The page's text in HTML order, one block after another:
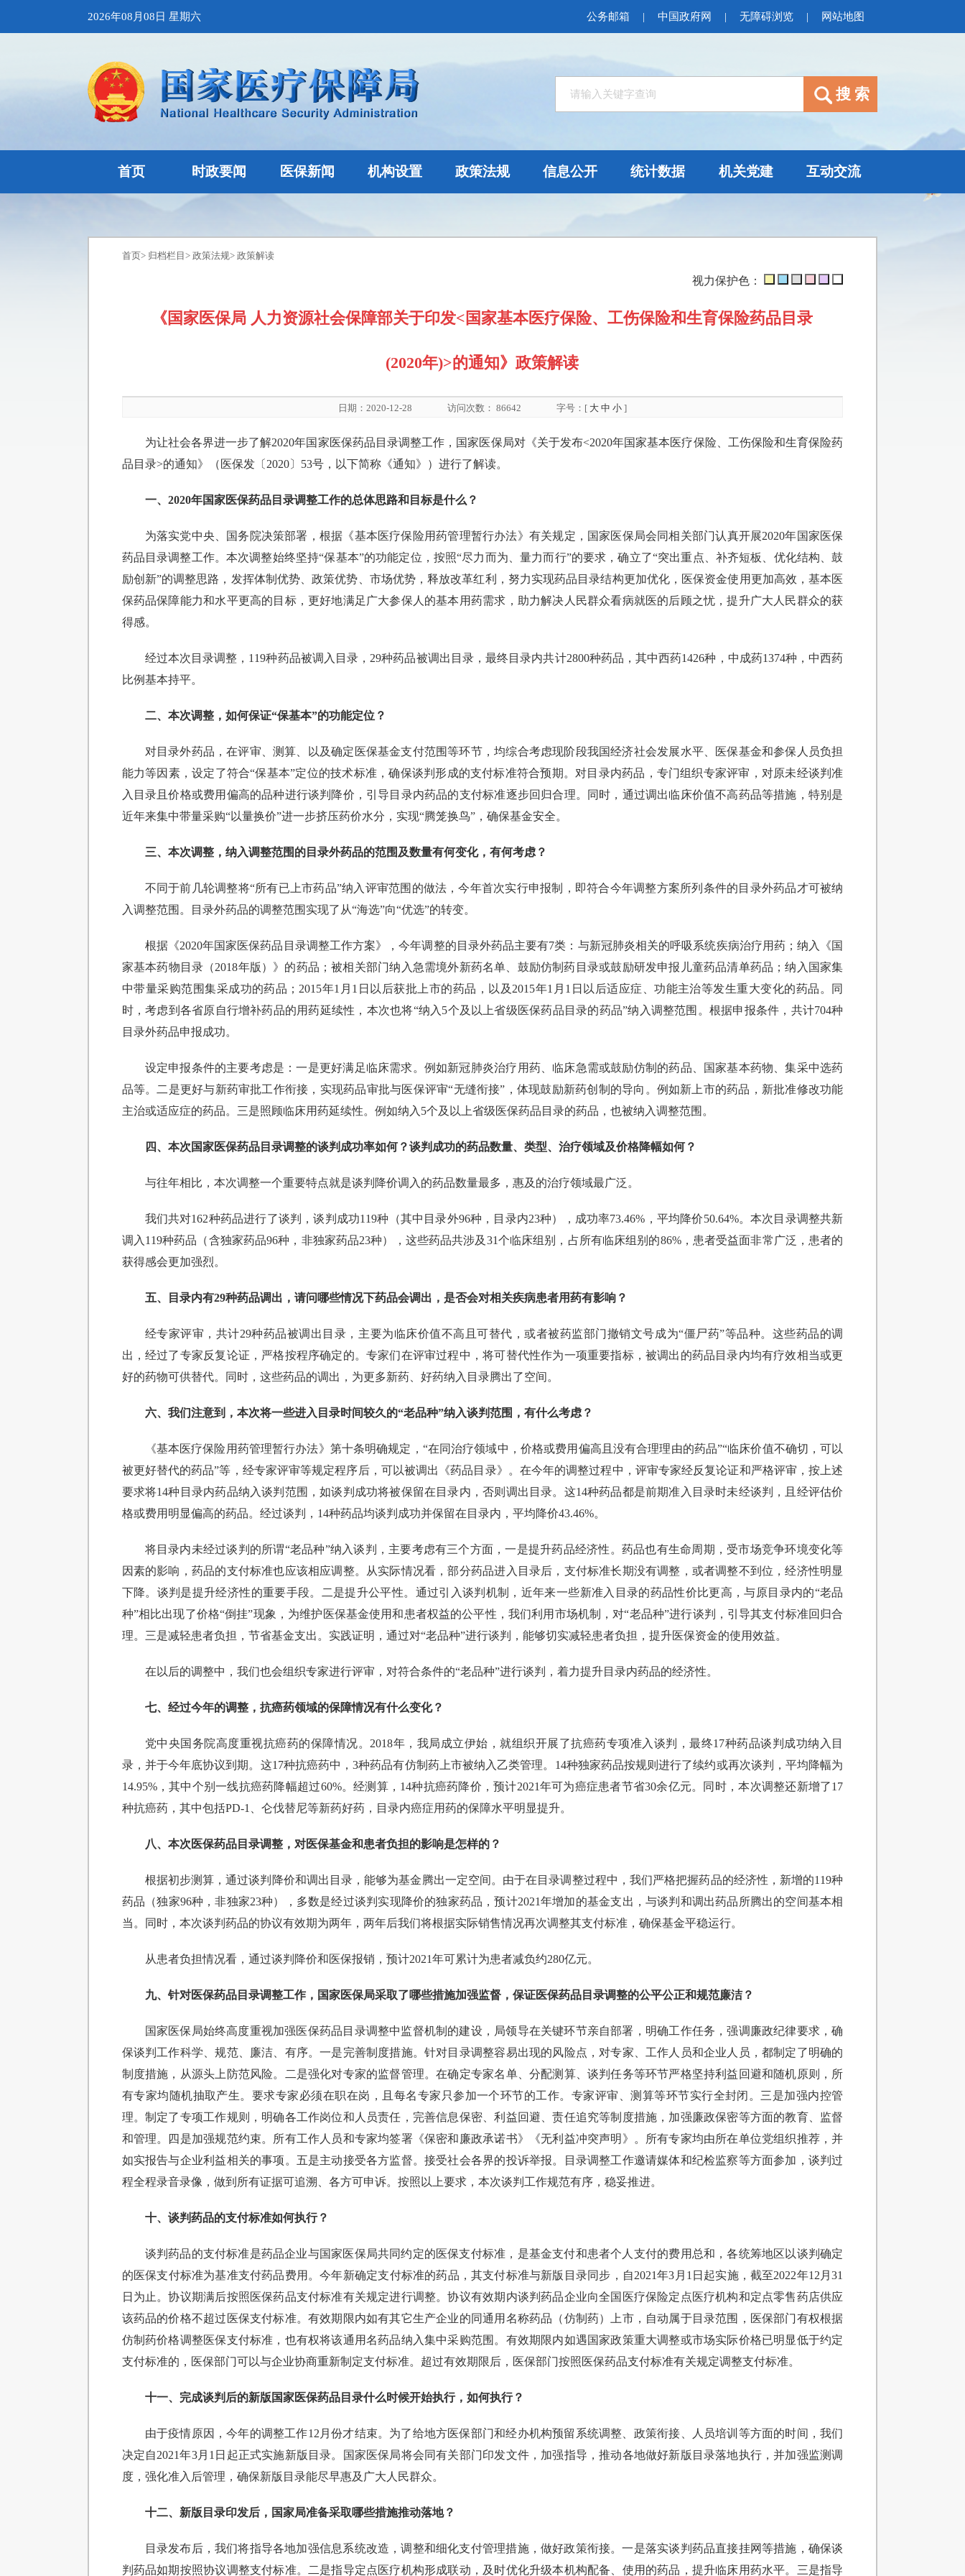
2026年08月08日 星期六 公务邮箱 | 中国政府网 | 无障碍浏览 | 网站地图
首页 时政要闻 医保新闻 机构设置 政策法规 信息公开 统计数据 机关党建 互动交流
首页> 归档栏目 > 政策法规> 政策解读
视力保护色：
《国家医保局 人力资源社会保障部关于印发<国家基本医疗保险、工伤保险和生育保险药品目录
(2020年)>的通知》政策解读
日期：2020-12-28 访问次数： 86642 字号：[ 大 中 小]
为让社会各界进一步了解2020年国家医保药品目录调整工作，国家医保局对《关于发布<2020年国家基本医疗保险、工伤保险和生育保险药
品目录>的通知》（医保发〔2020〕53号，以下简称《通知》）进行了解读。
一、2020年国家医保药品目录调整工作的总体思路和目标是什么？
为落实党中央、国务院决策部署，根据《基本医疗保险用药管理暂行办法》有关规定，国家医保局会同相关部门认真开展2020年国家医保
药品目录调整工作。本次调整始终坚持“保基本”的功能定位，按照“尽力而为、量力而行”的要求，确立了“突出重点、补齐短板、优化结构、鼓
励创新”的调整思路，发挥体制优势、政策优势、市场优势，释放改革红利，努力实现药品目录结构更加优化，医保资金使用更加高效，基本医
保药品保障能力和水平更高的目标，更好地满足广大参保人的基本用药需求，助力解决人民群众看病就医的后顾之忧，提升广大人民群众的获
得感。
经过本次目录调整，119种药品被调入目录，29种药品被调出目录，最终目录内共计2800种药品，其中西药1426种，中成药1374种，中西药
比例基本持平。
二、本次调整，如何保证“保基本”的功能定位？
对目录外药品，在评审、测算、以及确定医保基金支付范围等环节，均综合考虑现阶段我国经济社会发展水平、医保基金和参保人员负担
能力等因素，设定了符合“保基本”定位的技术标准，确保谈判形成的支付标准符合预期。对目录内药品，专门组织专家评审，对原未经谈判准
入目录且价格或费用偏高的品种进行谈判降价，引导目录内药品的支付标准逐步回归合理。同时，通过调出临床价值不高药品等措施，特别是
近年来集中带量采购“以量换价”进一步挤压药价水分，实现“腾笼换鸟”，确保基金安全。
三、本次调整，纳入调整范围的目录外药品的范围及数量有何变化，有何考虑？
不同于前几轮调整将“所有已上市药品”纳入评审范围的做法，今年首次实行申报制，即符合今年调整方案所列条件的目录外药品才可被纳
入调整范围。目录外药品的调整范围实现了从“海选”向“优选”的转变。
根据《2020年国家医保药品目录调整工作方案》，今年调整的目录外药品主要有7类：与新冠肺炎相关的呼吸系统疾病治疗用药；纳入《国
家基本药物目录（2018年版）》的药品；被相关部门纳入急需境外新药名单、鼓励仿制药目录或鼓励研发申报儿童药品清单药品；纳入国家集
中带量采购范围集采成功的药品；2015年1月1日以后获批上市的药品，以及2015年1月1日以后适应症、功能主治等发生重大变化的药品。同
时，考虑到各省原自行增补药品的用药延续性，本次也将“纳入5个及以上省级医保药品目录的药品”纳入调整范围。根据申报条件，共计704种
目录外药品申报成功。
设定申报条件的主要考虑是：一是更好满足临床需求。例如新冠肺炎治疗用药、临床急需或鼓励仿制的药品、国家基本药物、集采中选药
品等。二是更好与新药审批工作衔接，实现药品审批与医保评审“无缝衔接”，体现鼓励新药创制的导向。例如新上市的药品，新批准修改功能
主治或适应症的药品。三是照顾临床用药延续性。例如纳入5个及以上省级医保药品目录的药品，也被纳入调整范围。
四、本次国家医保药品目录调整的谈判成功率如何？谈判成功的药品数量、类型、治疗领域及价格降幅如何？
与往年相比，本次调整一个重要特点就是谈判降价调入的药品数量最多，惠及的治疗领域最广泛。
我们共对162种药品进行了谈判，谈判成功119种（其中目录外96种，目录内23种），成功率73.46%，平均降价50.64%。本次目录调整共新
调入119种药品（含独家药品96种，非独家药品23种），这些药品共涉及31个临床组别，占所有临床组别的86%，患者受益面非常广泛，患者的
获得感会更加强烈。
五、目录内有29种药品调出，请问哪些情况下药品会调出，是否会对相关疾病患者用药有影响？
经专家评审，共计29种药品被调出目录，主要为临床价值不高且可替代，或者被药监部门撤销文号成为“僵尸药”等品种。这些药品的调
出，经过了专家反复论证，严格按程序确定的。专家们在评审过程中，将可替代性作为一项重要指标，被调出的药品目录内均有疗效相当或更
好的药物可供替代。同时，这些药品的调出，为更多新药、好药纳入目录腾出了空间。
六、我们注意到，本次将一些进入目录时间较久的“老品种”纳入谈判范围，有什么考虑？
《基本医疗保险用药管理暂行办法》第十条明确规定，“在同治疗领域中，价格或费用偏高且没有合理理由的药品”“临床价值不确切，可以
被更好替代的药品”等，经专家评审等规定程序后，可以被调出《药品目录》。在今年的调整过程中，评审专家经反复论证和严格评审，按上述
要求将14种目录内药品纳入谈判范围，如谈判成功将被保留在目录内，否则调出目录。这14种药品都是前期准入目录时未经谈判，且经评估价
格或费用明显偏高的药品。经过谈判，14种药品均谈判成功并保留在目录内，平均降价43.46%。
将目录内未经过谈判的所谓“老品种”纳入谈判，主要考虑有三个方面，一是提升药品经济性。药品也有生命周期，受市场竞争环境变化等
因素的影响，药品的支付标准也应该相应调整。从实际情况看，部分药品进入目录后，支付标准长期没有调整，或者调整不到位，经济性明显
下降。谈判是提升经济性的重要手段。二是提升公平性。通过引入谈判机制，近年来一些新准入目录的药品性价比更高，与原目录内的“老品
种”相比出现了价格“倒挂”现象，为维护医保基金使用和患者权益的公平性，我们利用市场机制，对“老品种”进行谈判，引导其支付标准回归合
理。三是减轻患者负担，节省基金支出。实践证明，通过对“老品种”进行谈判，能够切实减轻患者负担，提升医保资金的使用效益。
在以后的调整中，我们也会组织专家进行评审，对符合条件的“老品种”进行谈判，着力提升目录内药品的经济性。
七、经过今年的调整，抗癌药领域的保障情况有什么变化？
党中央国务院高度重视抗癌药的保障情况。2018年，我局成立伊始，就组织开展了抗癌药专项准入谈判，最终17种药品谈判成功纳入目
录，并于今年底协议到期。这17种抗癌药中，3种药品有仿制药上市被纳入乙类管理。14种独家药品按规则进行了续约或再次谈判，平均降幅为
14.95%，其中个别一线抗癌药降幅超过60%。经测算，14种抗癌药降价，预计2021年可为癌症患者节省30余亿元。同时，本次调整还新增了17
种抗癌药，其中包括PD-1、仑伐替尼等新药好药，目录内癌症用药的保障水平明显提升。
八、本次医保药品目录调整，对医保基金和患者负担的影响是怎样的？
根据初步测算，通过谈判降价和调出目录，能够为基金腾出一定空间。由于在目录调整过程中，我们严格把握药品的经济性，新增的119种
药品（独家96种，非独家23种），多数是经过谈判实现降价的独家药品，预计2021年增加的基金支出，与谈判和调出药品所腾出的空间基本相
当。同时，本次谈判药品的协议有效期为两年，两年后我们将根据实际销售情况再次调整其支付标准，确保基金平稳运行。
从患者负担情况看，通过谈判降价和医保报销，预计2021年可累计为患者减负约280亿元。
九、针对医保药品目录调整工作，国家医保局采取了哪些措施加强监督，保证医保药品目录调整的公平公正和规范廉洁？
国家医保局始终高度重视加强医保药品目录调整中监督机制的建设，局领导在关键环节亲自部署，明确工作任务，强调廉政纪律要求，确
保谈判工作科学、规范、廉洁、有序。一是完善制度措施。针对目录调整容易出现的风险点，对专家、工作人员和企业人员，都制定了明确的
制度措施，从源头上防范风险。二是强化对专家的监督管理。在确定专家名单、分配测算、谈判任务等环节严格坚持利益回避和随机原则，所
有专家均随机抽取产生。要求专家必须在职在岗，且每名专家只参加一个环节的工作。专家评审、测算等环节实行全封闭。三是加强内控管
理。制定了专项工作规则，明确各工作岗位和人员责任，完善信息保密、利益回避、责任追究等制度措施，加强廉政保密等方面的教育、监督
和管理。四是加强规范约束。所有工作人员和专家均签署《保密和廉政承诺书》《无利益冲突声明》。所有专家均由所在单位党组织推荐，并
如实报告与企业利益相关的事项。五是主动接受各方监督。接受社会各界的投诉举报。目录调整工作邀请媒体和纪检监察等方面参加，谈判过
程全程录音录像，做到所有证据可追溯、各方可申诉。按照以上要求，本次谈判工作规范有序，稳妥推进。
十、谈判药品的支付标准如何执行？
谈判药品的支付标准是药品企业与国家医保局共同约定的医保支付标准，是基金支付和患者个人支付的费用总和，各统筹地区以谈判确定
的医保支付标准为基准支付药品费用。今年新确定支付标准的药品，其支付标准与新版目录同步，自2021年3月1日起实施，截至2022年12月31
日为止。协议期满后按照医保药品支付标准有关规定进行调整。协议有效期内谈判药品企业向全国医疗保险定点医疗机构和定点零售药店供应
该药品的价格不超过医保支付标准。有效期限内如有其它生产企业的同通用名称药品（仿制药）上市，自动属于目录范围，医保部门有权根据
仿制药价格调整医保支付标准，也有权将该通用名药品纳入集中采购范围。有效期限内如遇国家政策重大调整或市场实际价格已明显低于约定
支付标准的，医保部门可以与企业协商重新制定支付标准。超过有效期限后，医保部门按照医保药品支付标准有关规定调整支付标准。
十一、完成谈判后的新版国家医保药品目录什么时候开始执行，如何执行？
由于疫情原因，今年的调整工作12月份才结束。为了给地方医保部门和经办机构预留系统调整、政策衔接、人员培训等方面的时间，我们
决定自2021年3月1日起正式实施新版目录。国家医保局将会同有关部门印发文件，加强指导，推动各地做好新版目录落地执行，并加强监测调
度，强化准入后管理，确保新版目录能尽早惠及广大人民群众。
十二、新版目录印发后，国家局准备采取哪些措施推动落地？
目录发布后，我们将指导各地加强信息系统改造，调整和细化支付管理措施，做好政策衔接。一是落实谈判药品直接挂网等措施，确保谈
判药品如期按照协议调整支付标准。二是指导定点医疗机构形成联动，及时优化升级本机构配备、使用的药品，提升临床用药水平。三是指导